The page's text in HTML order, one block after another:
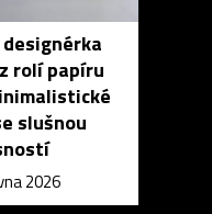
rolí papíru
slušnou
2026